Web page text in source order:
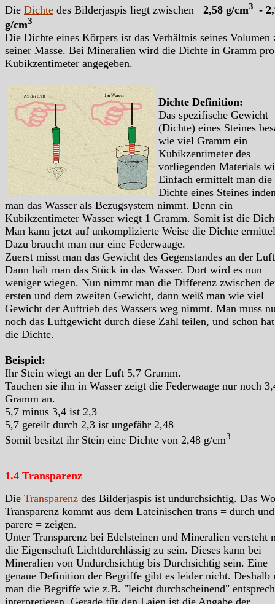
Die Dichte des Bilderjaspis liegt zwischen 2,58 g/cm3
-
g/cm3
Die Dichte eines Körpers ist das Verhältnis seines Volumen
seiner Masse. Bei Mineralien wird die Dichte in Gramm pro
Kubikzentimeter angegeben.
Dichte Definition:
Das spezifische Gewicht
(Dichte) eines Steines
wie viel Gramm ein
Kubikzentimeter des
vorliegenden Materials
Einfach ermittelt man die
Dichte eines Steines
man das Wasser als Bezugsystem nimmt. Denn ein
Kubikzentimeter Wasser wiegt 1 Gramm. Somit ist die
Man kann jetzt auf unkomplizierte Weise die Dichte
Dazu braucht man nur eine Federwaage.
Zuerst misst man das Gewicht des Gegenstandes an der
Dann hält man das Stück in das Wasser. Dort wird es nun
weniger wiegen. Nun nimmt man die Differenz zwischen
ersten und dem zweiten Gewicht, dann weiß man wie viel
Gewicht der Auftrieb des Wassers weg nimmt. Man muss
noch das Luftgewicht durch diese Zahl teilen, und schon
die Dichte.
Beispiel:
Ihr Stein wiegt an der Luft 5,7 Gramm.
Tauchen sie ihn in Wasser zeigt die Federwaage nur noch
Gramm an.
5,7 minus 3,4 ist 2,3
5,7 geteilt durch 2,3 ist ungefähr 2,48
Somit besitzt ihr Stein eine Dichte von 2,48 g/cm3
1.4 Transparenz
Die Transparenz des Bilderjaspis ist undurchsichtig. Das
Transparenz kommt aus dem Lateinischen trans = durch und
parere = zeigen.
Unter Transparenz bei Edelsteinen und Mineralien versteht
die Eigenschaft Lichtdurchlässig zu sein. Dieses kann bei
Mineralien von Undurchsichtig bis Durchsichtig sein. Eine
genaue Definition der Begriffe gibt es leider nicht. Deshalb
man die Begriffe wie z.B. "leicht durchscheinend"